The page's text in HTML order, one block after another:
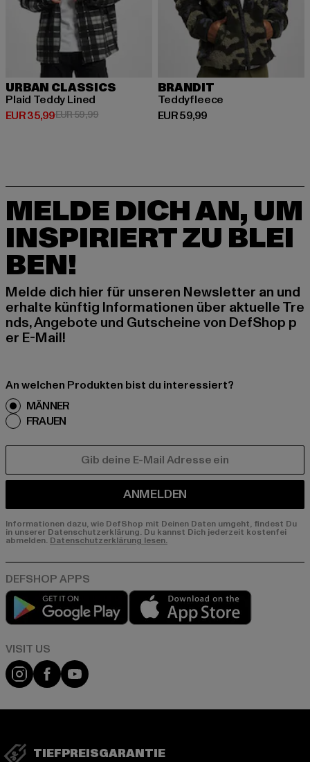
URBAN CLASSICS
Plaid Teddy Lined
EUR 35,99
Derzeitiger Preis: EUR 35,99
EUR 59,99Aktionspreis: EUR 59,99
BRANDIT
Teddyfleece
EUR 59,99
Derzeitiger Preis: EUR 59,99
MELDE DICH AN, UM
INSPIRIERT ZU BLEI
BEN!
Melde dich hier für unseren Newsletter an und
erhalte künftig Informationen über aktuelle Tre
nds, Angebote und Gutscheine von DefShop p
er E-Mail!
An welchen Produkten bist du interessiert?
MÄNNER
FRAUEN
ANMELDEN
Informationen dazu, wie DefShop mit Deinen Daten umgeht, findest Du
in unserer Datenschutzerklärung. Du kannst Dich jederzeit kostenfei
abmelden. Datenschutzerklärung lesen.
Play market
Visit our Instagram page:
Visit our Facebook page:
Visit our YouTube channel:
TIEFPREISGARANTIE